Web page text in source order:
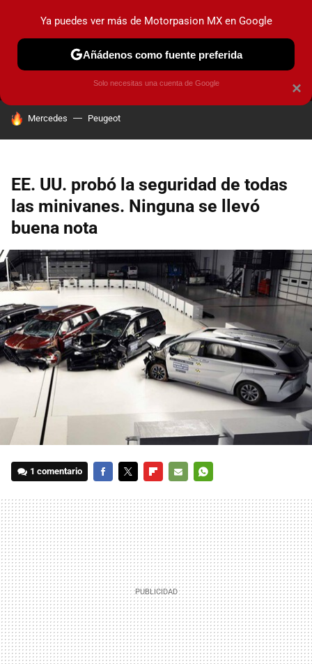
MENÚ NUEVO
INDUSTRIA HOY NO CIRCULA
HOY SE HABLA DE
Mercedes Peugeot
EE. UU. probó la seguridad de todas
las minivanes. Ninguna se llevó
buena nota
1 comentario
MAIL
×
Ya puedes ver más de Motorpasion MX en Google
Añádenos como fuente preferida
Solo necesitas una cuenta de Google